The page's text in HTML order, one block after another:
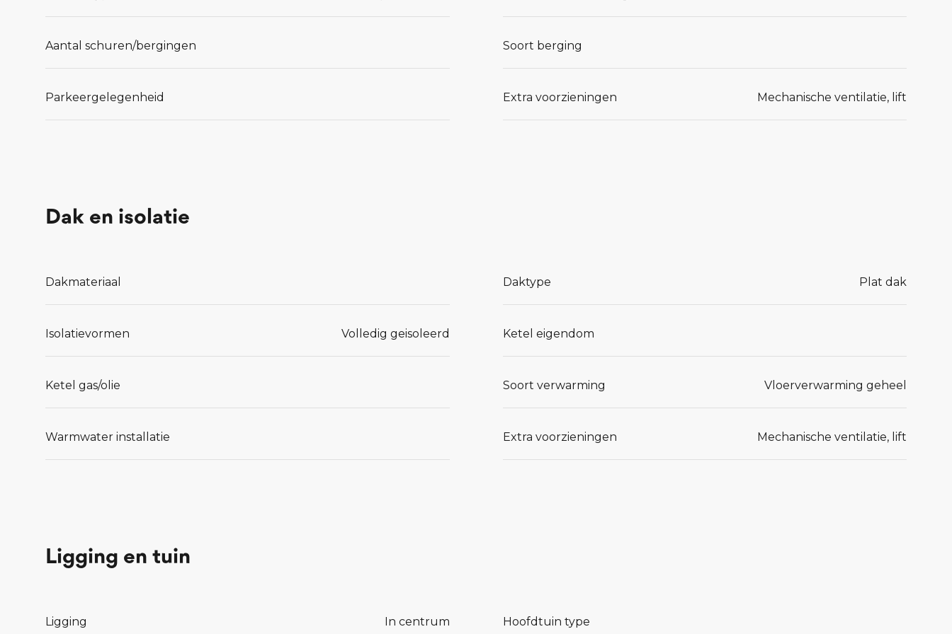
Aantal schuren/bergingen Soort berging
Parkeergelegenheid Extra voorzieningen Mechanische ventilatie, lift
Dak en isolatie
Dakmateriaal Daktype Plat dak
Isolatievormen Volledig geisoleerd Ketel eigendom
Ketel gas/olie Soort verwarming Vloerverwarming geheel
Warmwater installatie Extra voorzieningen Mechanische ventilatie, lift
Ligging en tuin
Ligging In centrum Hoofdtuin type